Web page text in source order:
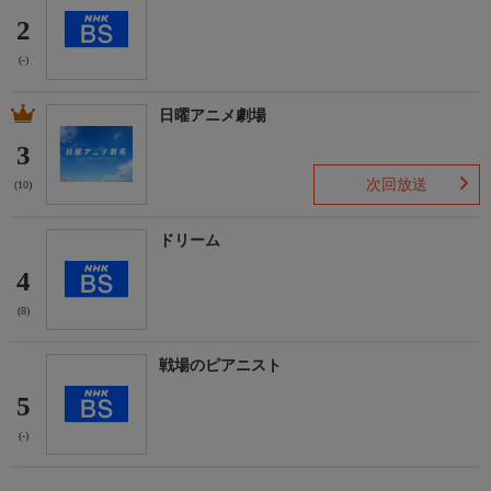
2
(-)
3
(10)
日曜アニメ劇場
次回放送
4
(8)
ドリーム
5
(-)
戦場のピアニスト